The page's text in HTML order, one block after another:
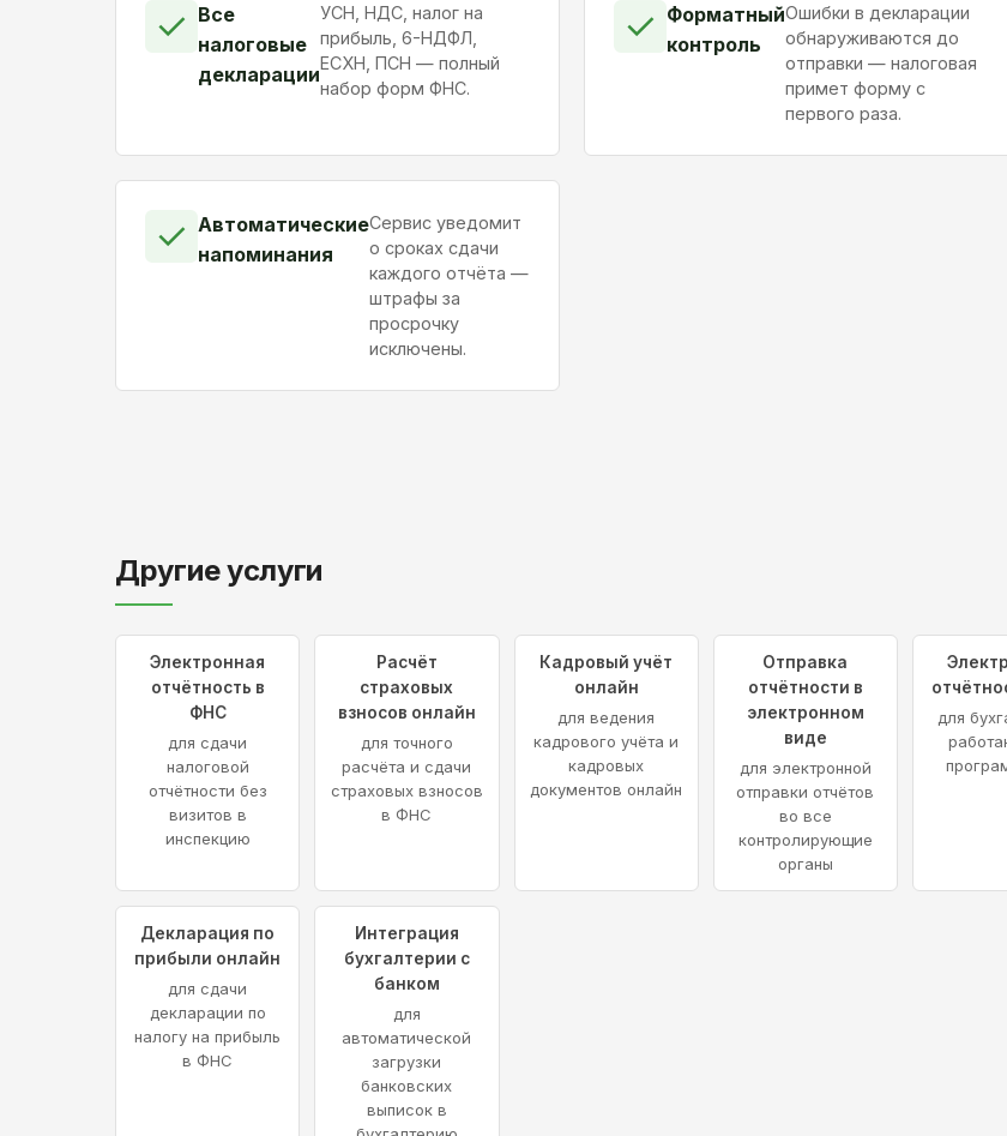
✓ Все
налоговые
декларации
УСН, НДС, налог на
прибыль, 6-НДФЛ,
ЕСХН, ПСН — полный
набор форм ФНС.
✓ Форматный
контроль
Ошибки в декларации
обнаруживаются до
отправки — налоговая
примет форму с
первого раза.
✓ Автоматические
напоминания
Сервис уведомит
о сроках сдачи
каждого отчёта —
штрафы за
просрочку
исключены.
Другие услуги
Электронная
отчётность в
ФНС
для сдачи
налоговой
отчётности без
визитов в
инспекцию
Расчёт
страховых
взносов онлайн
для точного
расчёта и сдачи
страховых взносов
в ФНС
Кадровый учёт
онлайн
для ведения
кадрового учёта и
кадровых
документов онлайн
Отправка
отчётности в
электронном
виде
для электронной
отправки отчётов
во все
контролирующие
органы
для
Декларация по
прибыли онлайн
для сдачи
декларации по
налогу на прибыль
в ФНС
Интеграция
бухгалтерии с
банком
для
автоматической
загрузки
банковских
выписок в